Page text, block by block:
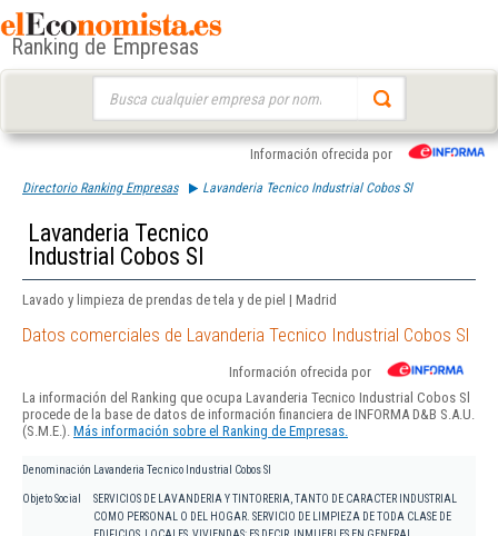
Ranking de Empresas
Información ofrecida por
Directorio Ranking Empresas Lavanderia Tecnico Industrial Cobos Sl
Lavanderia Tecnico
Industrial Cobos Sl
Lavado y limpieza de prendas de tela y de piel | Madrid
Datos comerciales de Lavanderia Tecnico Industrial Cobos Sl
Información ofrecida por
La información del Ranking que ocupa Lavanderia Tecnico Industrial Cobos Sl
procede de la base de datos de información financiera de INFORMA D&B S.A.U.
(S.M.E.). Más información sobre el Ranking de Empresas.
Denominación Lavanderia Tecnico Industrial Cobos Sl
Objeto Social
SERVICIOS DE LAVANDERIA Y TINTORERIA, TANTO DE CARACTER INDUSTRIAL
COMO PERSONAL O DEL HOGAR. SERVICIO DE LIMPIEZA DE TODA CLASE DE